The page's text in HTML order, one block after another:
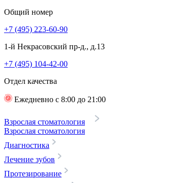
Общий номер
+7 (495) 223-60-90
1-й Некрасовский пр-д., д.13
+7 (495) 104-42-00
Отдел качества
Ежедневно с 8:00 до 21:00
Взрослая стоматология
Взрослая стоматология
Диагностика
Лечение зубов
Протезирование